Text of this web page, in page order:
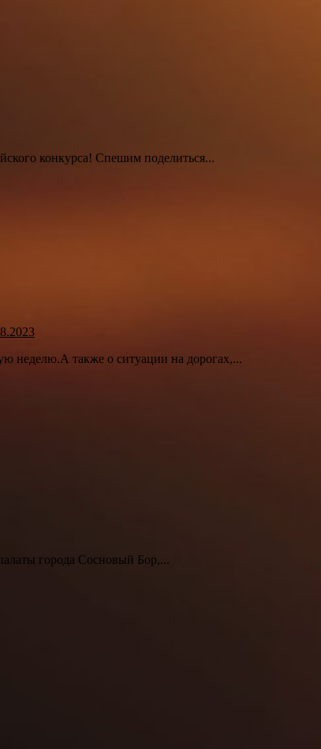
конкурса! Спешим поделиться...
неделю.А также о ситуации на дорогах,...
города Сосновый Бор,...